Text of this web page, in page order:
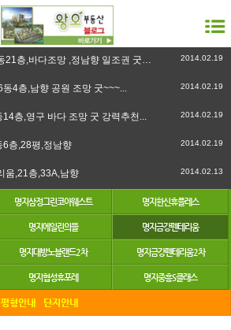
금강,108동21층,바다조망 ,정남향 일조권 굿 강력추천``~... 2014.02.19
동4층,남향 공원 조망 굿~~~... 2014.02.19
층,영구 바다 조망 굿 강력추천... 2014.02.19
6층,28평,정남향 2014.02.19
움,21층,33A,남향 2014.02.13
명지삼정그린코아웨스트 명지한신휴플레스
명지에일린의뜰 명지금강펜테리움
명지대방노블랜드2차 명지금강펜테리움2차
명지협성휴포레 명지중흥S클래스
평형안내 단지안내